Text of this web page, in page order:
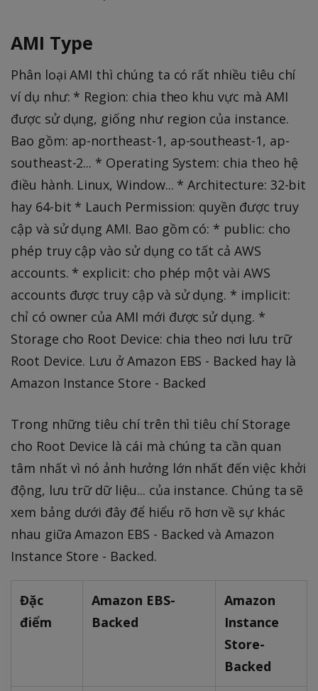
AMI Type
Phân loại AMI thì chúng ta có rất nhiều tiêu chí
ví dụ như: * Region: chia theo khu vực mà AMI
được sử dụng, giống như region của instance.
Bao gồm: ap-northeast-1, ap-southeast-1, ap-
southeast-2... * Operating System: chia theo hệ
điều hành. Linux, Window... * Architecture: 32-bit
hay 64-bit * Lauch Permission: quyền được truy
cập và sử dụng AMI. Bao gồm có: * public: cho
phép truy cập vào sử dụng co tất cả AWS
accounts. * explicit: cho phép một vài AWS
accounts được truy cập và sử dụng. * implicit:
chỉ có owner của AMI mới được sử dụng. *
Storage cho Root Device: chia theo nơi lưu trữ
Root Device. Lưu ở Amazon EBS - Backed hay là
Amazon Instance Store - Backed
Trong những tiêu chí trên thì tiêu chí Storage
cho Root Device là cái mà chúng ta cần quan
tâm nhất vì nó ảnh hưởng lớn nhất đến việc khởi
động, lưu trữ dữ liệu... của instance. Chúng ta sẽ
xem bảng dưới đây để hiểu rõ hơn về sự khác
nhau giữa Amazon EBS - Backed và Amazon
Instance Store - Backed.
Đặc
điểm
Amazon EBS-
Backed
Amazon
Instance
Store-
Backed